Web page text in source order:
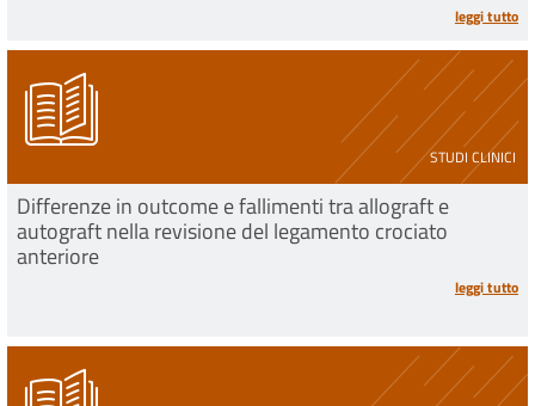
leggi tutto
STUDI CLINICI
Differenze in outcome e fallimenti tra allograft e
autograft nella revisione del legamento crociato
anteriore
leggi tutto